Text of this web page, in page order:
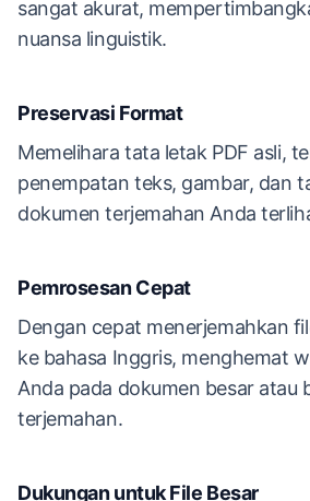
sangat akurat,
nuansa linguistik.
Preservasi Format
Memelihara tata letak PDF asli,
penempatan teks, gambar, dan
dokumen terjemahan Anda
Pemrosesan Cepat
Dengan cepat menerjemahkan
ke bahasa Inggris, menghemat
Anda pada dokumen besar atau
terjemahan.
Dukungan untuk File Besar